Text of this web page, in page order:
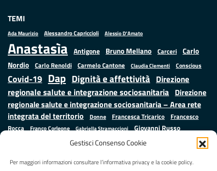
Gestisci Consenso Cookie
Per maggiori informazioni consultare l’informativa privacy e la cookie policy.
TEMI
Ada Maurizio Alessandro Capriccioli Alessio D'Amato
Anastasìa Antigone Bruno Mellano Carceri
Carlo
Nordio Carlo Renoldi Carmelo Cantone Claudia Clementi Conscious
Covid-19 Dap Dignità e affettività Direzione
regionale salute e integrazione sociosanitaria Direzione
regionale salute e integrazione sociosanitaria – Area rete
integrata del territorio
Donne Francesca Tricarico
Francesco
Rocca
Franco Corleone Gabriella Stramaccioni Giovanni Russo
Giuseppe Emanuele Cangemi Istruzione e cultura
Mauro
Palma ministero della Giustizia Minori Misure